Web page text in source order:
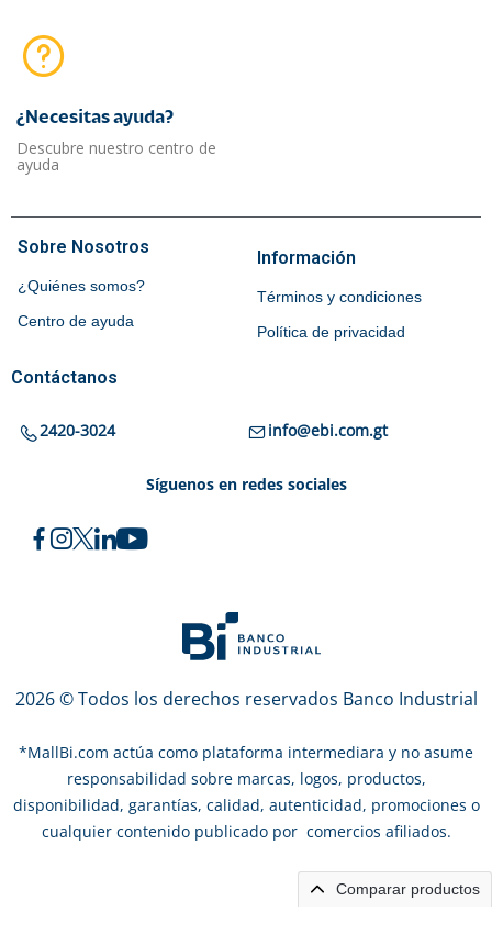
¿Necesitas ayuda?​
Descubre nuestro centro de
ayuda
Sobre Nosotros
¿Quiénes somos?
Centro de ayuda
Información
Términos y condiciones
Política de privacidad
Contáctanos
2420-3024 info@ebi.com.gt
Síguenos en redes sociales
2026 © Todos los derechos reservados Banco Industrial
*MallBi.com actúa como plataforma intermediara y no asume
responsabilidad sobre marcas, logos, productos,
disponibilidad, garantías, calidad, autenticidad, promociones o
cualquier contenido publicado por comercios afiliados.
Comparar productos